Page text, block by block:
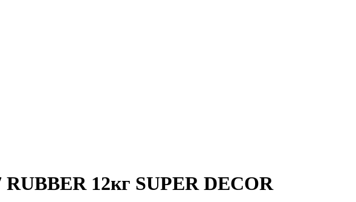
12кг SUPER DECOR